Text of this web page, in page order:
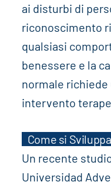
ai disturbi di
riconoscimento
qualsiasi
benessere e la
normale richiede
intervento
Come si
Un recente
Universidad